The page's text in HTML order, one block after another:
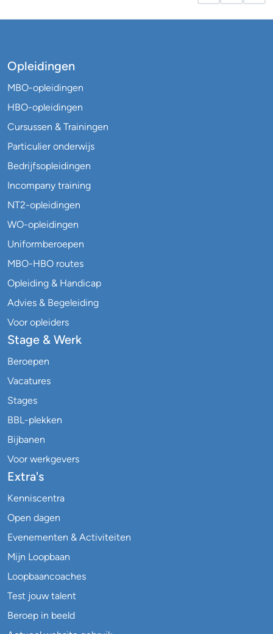
Opleidingen
MBO-opleidingen
HBO-opleidingen
Cursussen & Trainingen
Particulier onderwijs
Bedrijfsopleidingen
Incompany training
NT2-opleidingen
WO-opleidingen
Uniformberoepen
MBO-HBO routes
Opleiding & Handicap
Advies & Begeleiding
Voor opleiders
Stage & Werk
Beroepen
Vacatures
Stages
BBL-plekken
Bijbanen
Voor werkgevers
Extra's
Kenniscentra
Open dagen
Evenementen & Activiteiten
Mijn Loopbaan
Loopbaancoaches
Test jouw talent
Beroep in beeld